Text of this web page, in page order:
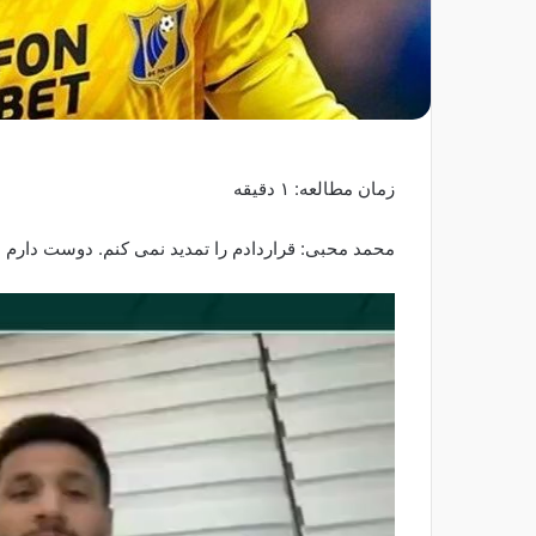
زمان مطالعه: ۱ دقیقه
محمد محبی: قراردادم را تمدید نمی کنم. دوست دارم در ۵ لیگ معتبر اروپایی و لیگ انگلیس